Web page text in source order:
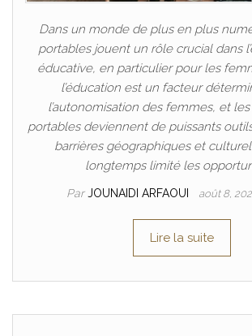
Dans un monde de plus en plus
portables jouent un rôle crucial dans
éducative, en particulier pour les
l’éducation est un facteur
l’autonomisation des femmes, et
portables deviennent de puissants
barrières géographiques et
longtemps limité les
ParJOUNAIDI ARFAOUI août 8,
Lire la suite